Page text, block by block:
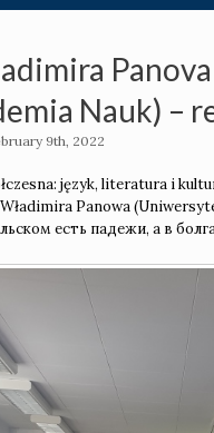
Nauk) –
9th, 2022
język, literatura i
Władimira Panowa
есть падежи, а в